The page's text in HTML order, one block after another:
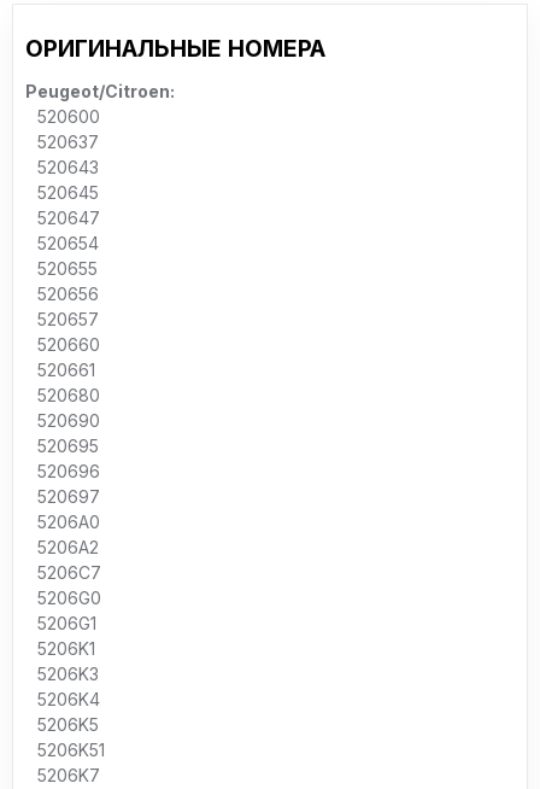
ОРИГИНАЛЬНЫЕ НОМЕРА
Peugeot/Citroen:
520600
520637
520643
520645
520647
520654
520655
520656
520657
520660
520661
520680
520690
520695
520696
520697
5206A0
5206A2
5206C7
5206G0
5206G1
5206K1
5206K3
5206K4
5206K5
5206K51
5206K7